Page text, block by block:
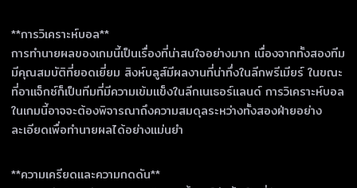
**การวิเคราะห์บอล**
การทำนายผลของเกมนี้เป็นเรื่องที่น่าสนใจอย่างมาก เนื่องจากทั้งสองทีม
มีคุณสมบัติที่ยอดเยี่ยม สิงห์บลูส์มีผลงานที่น่าทึ่งในลีกพรีเมียร์ ในขณะ
ที่อาแจ็กซ์ก็เป็นทีมที่มีความเข้มแข็งในลีกเนเธอร์แลนด์ การวิเคราะห์บอล
ในเกมนี้อาจจะต้องพิจารณาถึงความสมดุลระหว่างทั้งสองฝ่ายอย่าง
ละเอียดเพื่อทำนายผลได้อย่างแม่นยำ
**ความเครียดและความกดดัน**